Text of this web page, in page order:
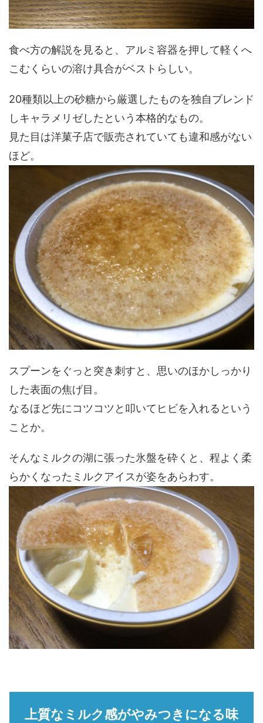
食べ方の解説を見ると、アルミ容器を押して軽くへ
こむくらいの溶け具合がベストらしい。
20種類以上の砂糖から厳選したものを独自ブレンド
しキャラメリゼしたという本格的なもの。
見た目は洋菓子店で販売されていても違和感がない
ほど。
スプーンをぐっと突き刺すと、思いのほかしっかり
した表面の焦げ目。
なるほど先にコツコツと叩いてヒビを入れるという
ことか。
そんなミルクの湖に張った氷盤を砕くと、程よく柔
らかくなったミルクアイスが姿をあらわす。
上質なミルク感がやみつきになる味